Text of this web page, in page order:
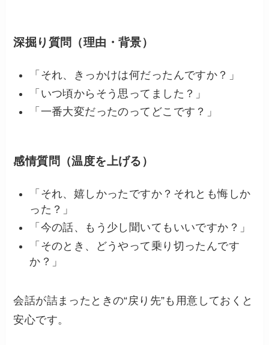
深掘り質問（理由・背景）
「それ、きっかけは何だったんですか？」
「いつ頃からそう思ってました？」
「一番大変だったのってどこです？」
感情質問（温度を上げる）
「それ、嬉しかったですか？それとも悔しか
った？」
「今の話、もう少し聞いてもいいですか？」
「そのとき、どうやって乗り切ったんです
か？」
会話が詰まったときの“戻り先”も用意しておくと
安心です。